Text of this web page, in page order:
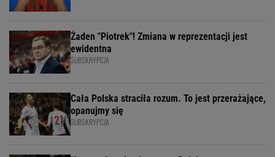
Żaden "Piotrek"! Zmiana w reprezentacji jest
ewidentna
SUBSKRYPCJA
Cała Polska straciła rozum. To jest przerażające,
opanujmy się
SUBSKRYPCJA